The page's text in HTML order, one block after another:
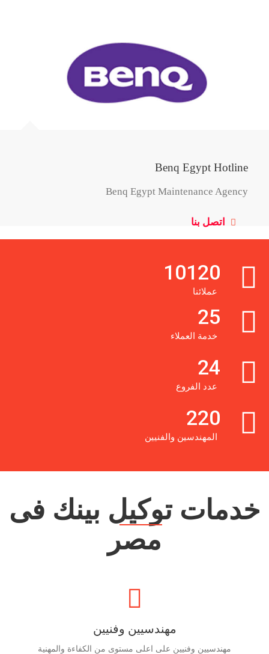
Benq Egypt Hotline
Benq Egypt Maintenance Agency
10120
عملائنا
25
خدمة العملاء
24
عدد الفروع
220
المهندسين والفنيين
خدمات توكيل بينك فى
مصر
مهندسيين وفنيين
مهندسيين وفنيين على اعلى مستوى من الكفاءة والمهنية